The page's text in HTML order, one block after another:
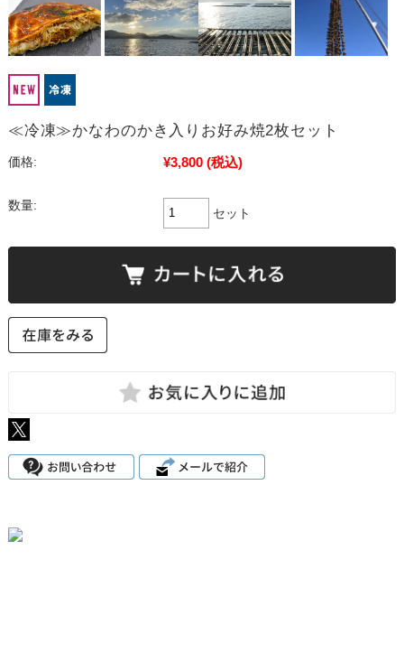
≪冷凍≫かなわのかき入りお好み焼2枚セット
価格: ¥3,800 (税込)
数量:
セット